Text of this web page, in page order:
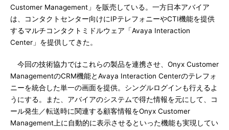
Customer Management」を販売している。一方日本アバイア
は、コンタクトセンター向けにIPテレフォニーやCTI機能を提供
するマルチコンタクトミドルウェア「Avaya Interaction
Center」を提供してきた。
今回の技術協力ではこれらの製品を連携させ、Onyx Customer
ManagementのCRM機能とAvaya Interaction Centerのテレフォ
ニーを統合した単一の画面を提供。シングルログインも行えるよ
うにする。また、アバイアのシステムで得た情報を元にして、コ
ール発生／転送時に関連する顧客情報をOnyx Customer
Management上に自動的に表示させるといった機能も実現してい